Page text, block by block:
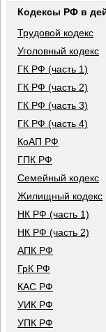
Кодексы РФ в
Трудовой кодекс
Уголовный кодекс
ГК РФ (часть 1)
ГК РФ (часть 2)
ГК РФ (часть 3)
ГК РФ (часть 4)
КоАП РФ
ГПК РФ
Семейный кодекс
Жилищный кодекс
НК РФ (часть 1)
НК РФ (часть 2)
АПК РФ
ГрК РФ
КАС РФ
УИК РФ
УПК РФ